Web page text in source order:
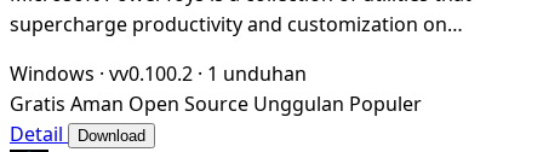
supercharge productivity and customization on
Windows · vv0.100.2 · 1 unduhan
Gratis Aman Open Source Unggulan Populer
Detail
Download